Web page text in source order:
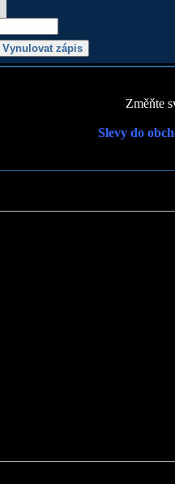
Změňte
Slevy do